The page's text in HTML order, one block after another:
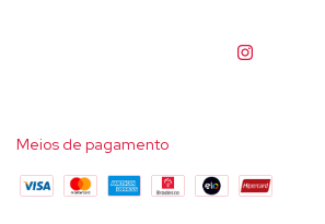
Meios de pagamento